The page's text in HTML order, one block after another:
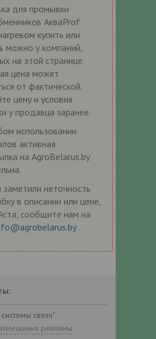
для промывки
АкваProf
купить или
можно у компаний,
на этой странице.
цена может
от фактической.
цену и условия
у продавца заранее.
использовании
активная
на AgroBelarus.by
заметили неточность
в описании или цене,
сообщите нам на
.
связи"
рекламы